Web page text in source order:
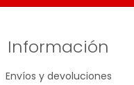
Información
Envíos y devoluciones